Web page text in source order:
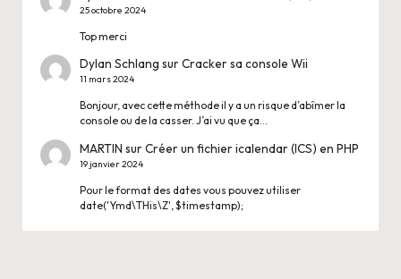
25 octobre 2024
Top merci
Dylan Schlang surCracker sa console Wii
11 mars 2024
Bonjour, avec cette méthode il y a un risque d’abîmer la
console ou de la casser. J’ai vu que ça…
MARTIN surCréer un fichier icalendar (ICS) en PHP
19 janvier 2024
Pour le format des dates vous pouvez utiliser
date('Ymd\THis\Z', $timestamp);